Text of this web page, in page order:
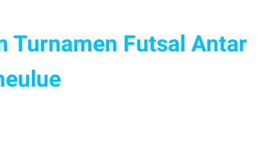
Turnamen Futsal Antar